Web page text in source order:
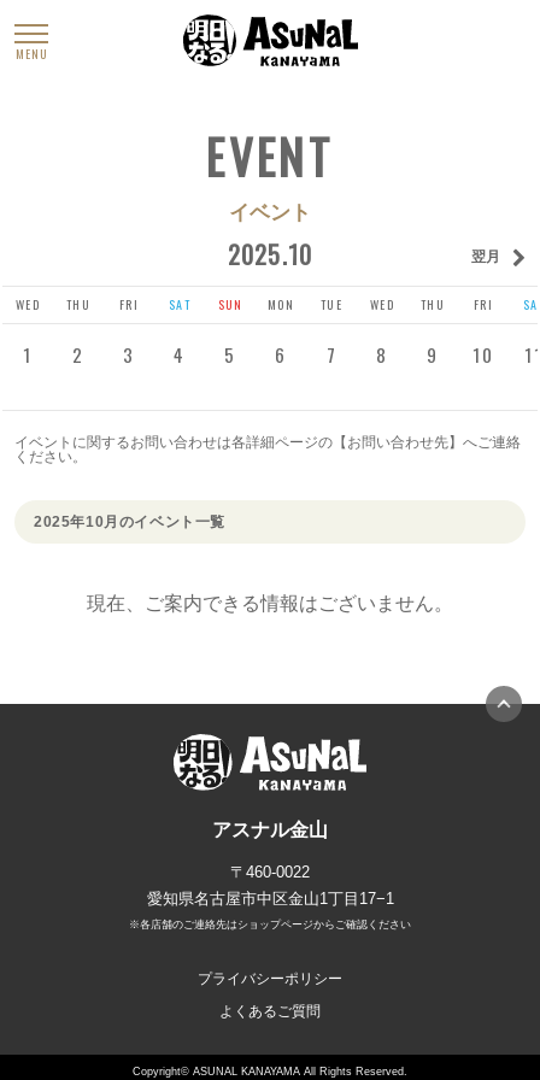
MENU
EVENT
イベント
2025.10 翌月
WED
1
THU
2
FRI
3
SAT
4
SUN
5
MON
6
TUE
7
WED
8
THU
9
FRI
10
イベントに関するお問い合わせは各詳細ページの【お問い合わせ先】へご連絡
ください。
2025年10月のイベント一覧
現在、ご案内できる情報はございません。
アスナル金山
〒460-0022
愛知県名古屋市中区金山1丁目17−1
※各店舗のご連絡先はショップページからご確認ください
プライバシーポリシー
よくあるご質問
Copyright© ASUNAL KANAYAMA All Rights Reserved.